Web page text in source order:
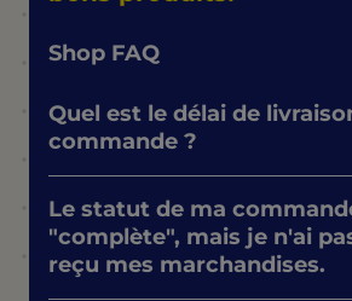
Shop FAQ
Quel est le délai de
commande ?
Le statut de ma
"complète", mais je n'ai
reçu mes marchandises.